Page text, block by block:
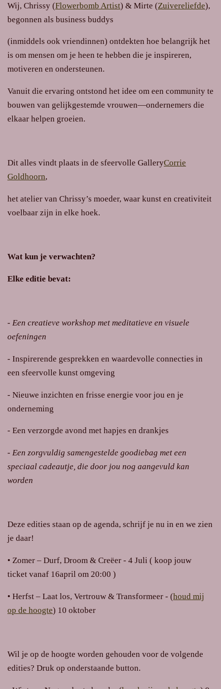
Wij, Chrissy (Flowerbomb Artist) & Mirte (Zuivereliefde),
begonnen als business buddys
(inmiddels ook vriendinnen) ontdekten hoe belangrijk het
is om mensen om je heen te hebben die je inspireren,
motiveren en ondersteunen.
Vanuit die ervaring ontstond het idee om een community te
bouwen van gelijkgestemde vrouwen—ondernemers die
elkaar helpen groeien.
Dit alles vindt plaats in de sfeervolle GalleryCorrie
Goldhoorn,
het atelier van Chrissy’s moeder, waar kunst en creativiteit
voelbaar zijn in elke hoek.
Wat kun je verwachten?
Elke editie bevat:
- Een creatieve workshop met meditatieve en visuele
oefeningen
- Inspirerende gesprekken en waardevolle connecties in
een sfeervolle kunst omgeving
- Nieuwe inzichten en frisse energie voor jou en je
onderneming
- Een verzorgde avond met hapjes en drankjes
- Een zorgvuldig samengestelde goodiebag met een
speciaal cadeautje, die door jou nog aangevuld kan
worden
Deze edities staan op de agenda, schrijf je nu in en we zien
je daar!
• Zomer – Durf, Droom & Creëer - 4 Juli ( koop jouw
ticket vanaf 16april om 20:00 )
• Herfst – Laat los, Vertrouw & Transformeer - (houd mij
op de hoogte) 10 oktober
Wil je op de hoogte worden gehouden voor de volgende
edities? Druk op onderstaande button.